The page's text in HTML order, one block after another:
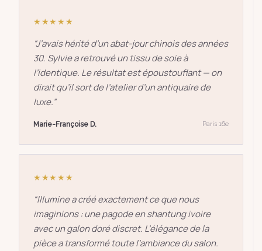
★★★★★
“J’avais hérité d’un abat-jour chinois des années
30. Sylvie a retrouvé un tissu de soie à
l’identique. Le résultat est époustouflant — on
dirait qu’il sort de l’atelier d’un antiquaire de
luxe.”
Marie-Françoise D. Paris 16e
★★★★★
“Illumine a créé exactement ce que nous
imaginions : une pagode en shantung ivoire
avec un galon doré discret. L’élégance de la
pièce a transformé toute l’ambiance du salon.